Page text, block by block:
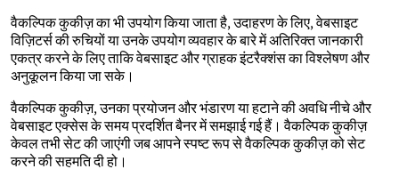
वैकल्पिक कुकीज़ का भी उपयोग किया जाता है, उदाहरण के लिए, वेबसाइट
विज़िटर्स की रुचियों या उनके उपयोग व्यवहार के बारे में अतिरिक्त जानकारी
एकत्र करने के लिए ताकि वेबसाइट और ग्राहक इंटरैक्शंस का विश्लेषण और
अनुकूलन किया जा सके।
वैकल्पिक कुकीज़, उनका प्रयोजन और भंडारण या हटाने की अवधि नीचे और
वेबसाइट एक्सेस के समय प्रदर्शित बैनर में समझाई गई हैं। वैकल्पिक कुकीज़
केवल तभी सेट की जाएंगी जब आपने स्पष्ट रूप से वैकल्पिक कुकीज़ को सेट
करने की सहमति दी हो।